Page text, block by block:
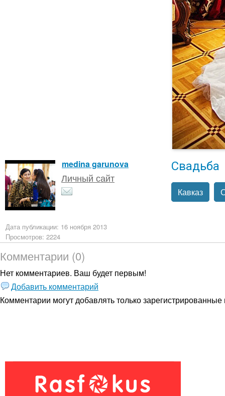
medina garunova
Личный сайт
Свадьба
Кавказ
Дата публикации: 16 ноября 2013
Просмотров: 2224
Комментарии (0)
Нет комментариев. Ваш будет первым!
Добавить комментарий
Комментарии могут добавлять толькозарегистрированные